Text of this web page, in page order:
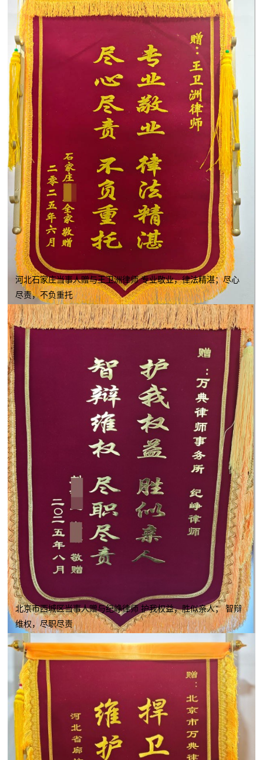
河北石家庄当事人赠与王卫洲律师 专业敬业，律法精湛；尽心
尽责，不负重托
北京市西城区当事人赠与纪峥律师 护我权益，胜似亲人； 智辩
维权，尽职尽责